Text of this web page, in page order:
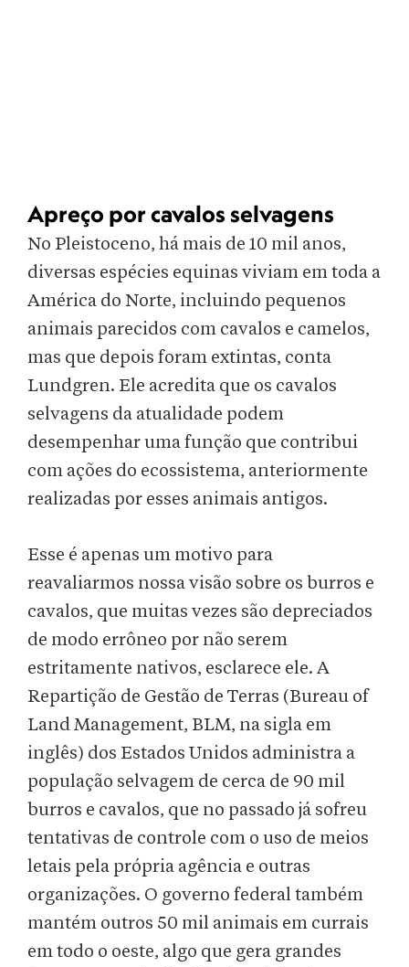
Apreço por cavalos selvagens
No Pleistoceno, há mais de 10 mil anos,
diversas espécies equinas viviam em toda a
América do Norte, incluindo pequenos
animais parecidos com cavalos e camelos,
mas que depois foram extintas, conta
Lundgren. Ele acredita que os cavalos
selvagens da atualidade podem
desempenhar uma função que contribui
com ações do ecossistema, anteriormente
realizadas por esses animais antigos.
Esse é apenas um motivo para
reavaliarmos nossa visão sobre os burros e
cavalos, que muitas vezes são depreciados
de modo errôneo por não serem
estritamente nativos, esclarece ele. A
Repartição de Gestão de Terras (Bureau of
Land Management, BLM, na sigla em
inglês) dos Estados Unidos administra a
população selvagem de cerca de 90 mil
burros e cavalos, que no passado já sofreu
tentativas de controle com o uso de meios
letais pela própria agência e outras
organizações. O governo federal também
mantém outros 50 mil animais em currais
em todo o oeste, algo que gera grandes